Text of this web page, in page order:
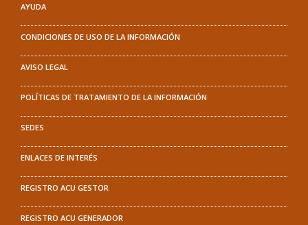
AYUDA
CONDICIONES DE USO DE LA INFORMACIÓN
AVISO LEGAL
POLÍTICAS DE TRATAMIENTO DE LA INFORMACIÓN
SEDES
ENLACES DE INTERÉS
REGISTRO ACU GESTOR
REGISTRO ACU GENERADOR